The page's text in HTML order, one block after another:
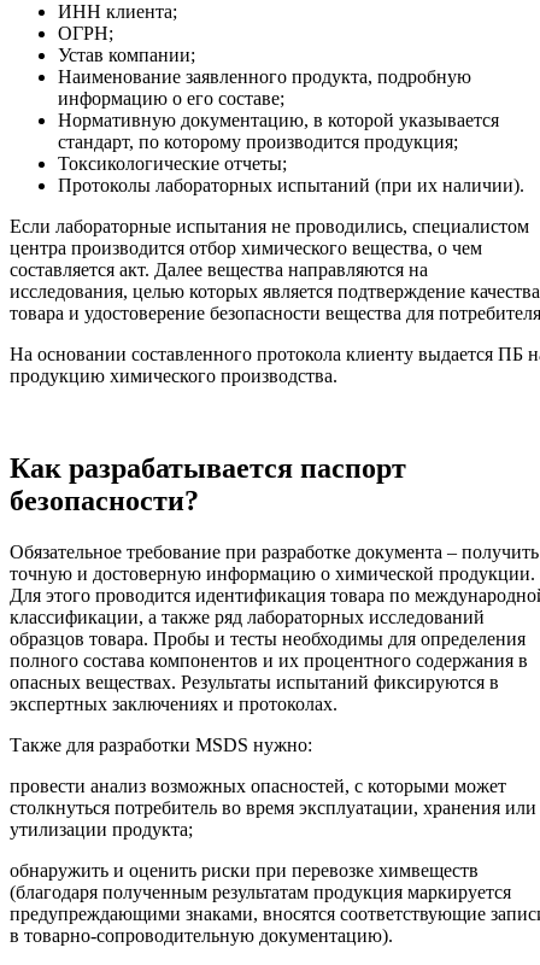
ИНН клиента;
ОГРН;
Устав компании;
Наименование заявленного продукта, подробную
информацию о его составе;
Нормативную документацию, в которой указывается
стандарт, по которому производится продукция;
Токсикологические отчеты;
Протоколы лабораторных испытаний (при их наличии).
Если лабораторные испытания не проводились, специалистом
центра производится отбор химического вещества, о чем
составляется акт. Далее вещества направляются на
исследования, целью которых является подтверждение качества
товара и удостоверение безопасности вещества для
На основании составленного протокола клиенту выдается ПБ
продукцию химического производства.
Как разрабатывается паспорт
безопасности?
Обязательное требование при разработке документа – получить
точную и достоверную информацию о химической продукции.
Для этого проводится идентификация товара по
классификации, а также ряд лабораторных исследований
образцов товара. Пробы и тесты необходимы для определения
полного состава компонентов и их процентного содержания в
опасных веществах. Результаты испытаний фиксируются в
экспертных заключениях и протоколах.
Также для разработки MSDS нужно:
провести анализ возможных опасностей, с которыми может
столкнуться потребитель во время эксплуатации, хранения или
утилизации продукта;
обнаружить и оценить риски при перевозке химвеществ
(благодаря полученным результатам продукция маркируется
предупреждающими знаками, вносятся соответствующие
в товарно-сопроводительную документацию).